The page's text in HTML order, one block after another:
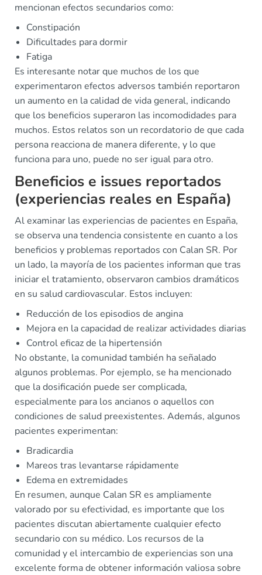
mencionan efectos secundarios como:
Constipación
Dificultades para dormir
Fatiga
Es interesante notar que muchos de los que
experimentaron efectos adversos también reportaron
un aumento en la calidad de vida general, indicando
que los beneficios superaron las incomodidades para
muchos. Estos relatos son un recordatorio de que cada
persona reacciona de manera diferente, y lo que
funciona para uno, puede no ser igual para otro.
Beneficios e issues reportados
(experiencias reales en España)
Al examinar las experiencias de pacientes en España,
se observa una tendencia consistente en cuanto a los
beneficios y problemas reportados con Calan SR. Por
un lado, la mayoría de los pacientes informan que tras
iniciar el tratamiento, observaron cambios dramáticos
en su salud cardiovascular. Estos incluyen:
Reducción de los episodios de angina
Mejora en la capacidad de realizar actividades diarias
Control eficaz de la hipertensión
No obstante, la comunidad también ha señalado
algunos problemas. Por ejemplo, se ha mencionado
que la dosificación puede ser complicada,
especialmente para los ancianos o aquellos con
condiciones de salud preexistentes. Además, algunos
pacientes experimentan:
Bradicardia
Mareos tras levantarse rápidamente
Edema en extremidades
En resumen, aunque Calan SR es ampliamente
valorado por su efectividad, es importante que los
pacientes discutan abiertamente cualquier efecto
secundario con su médico. Los recursos de la
comunidad y el intercambio de experiencias son una
excelente forma de obtener información valiosa sobre